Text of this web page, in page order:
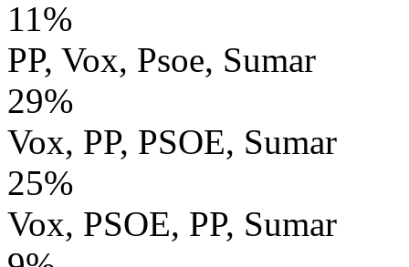
11%
PP, Vox, Psoe, Sumar
29%
Vox, PP, PSOE, Sumar
25%
Vox, PSOE, PP, Sumar